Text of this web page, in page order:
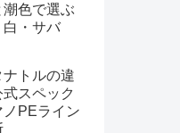
色で選ぶ
白・サバ
ナトルの違
スペック
PEライン